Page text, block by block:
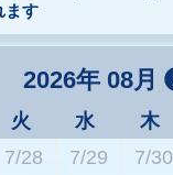
ます
2026年 08月
火 水 木
7/28 7/29 7/30